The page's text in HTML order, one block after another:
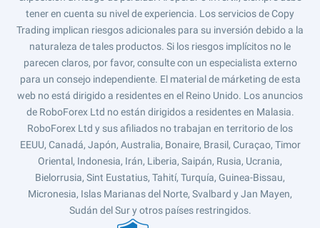
tener en cuenta su nivel de experiencia. Los servicios de Copy
Trading implican riesgos adicionales para su inversión debido a la
naturaleza de tales productos. Si los riesgos implícitos no le
parecen claros, por favor, consulte con un especialista externo
para un consejo independiente. El material de márketing de esta
web no está dirigido a residentes en el Reino Unido. Los anuncios
de RoboForex Ltd no están dirigidos a residentes en Malasia.
RoboForex Ltd y sus afiliados no trabajan en territorio de los
EEUU, Canadá, Japón, Australia, Bonaire, Brasil, Curaçao, Timor
Oriental, Indonesia, Irán, Liberia, Saipán, Rusia, Ucrania,
Bielorrusia, Sint Eustatius, Tahití, Turquía, Guinea-Bissau,
Micronesia, Islas Marianas del Norte, Svalbard y Jan Mayen,
Sudán del Sur y otros países restringidos.